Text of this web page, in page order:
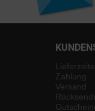
Zahlung
Versand